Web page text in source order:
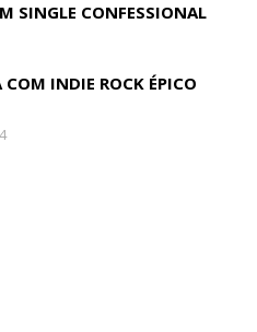
SINGLE CONFESSIONAL
COM INDIE ROCK ÉPICO